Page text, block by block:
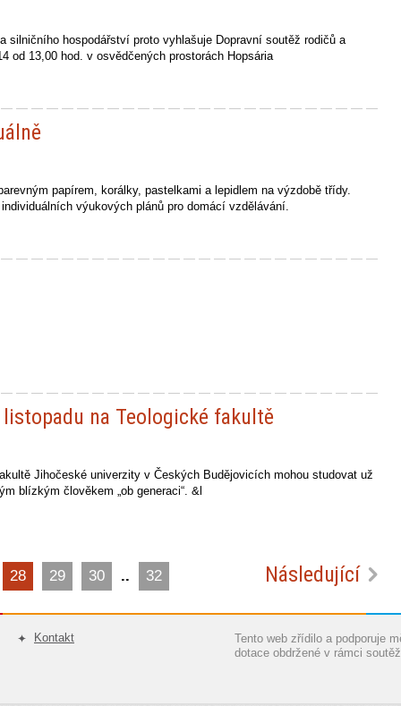
silničního hospodářství proto vyhlašuje Dopravní soutěž rodičů a
od 13,00 hod. v osvědčených prostorách Hopsária
papírem, korálky, pastelkami a lepidlem na výzdobě třídy.
výukových plánů pro domácí vzdělávání.
na Teologické fakultě
Jihočeské univerzity v Českých Budějovicích mohou studovat už
blízkým člověkem „ob generaci“. &l
28 29 30 .. 32 Následující
Kontakt
Tento web zřídilo a podporuje
dotace obdržené v rámci